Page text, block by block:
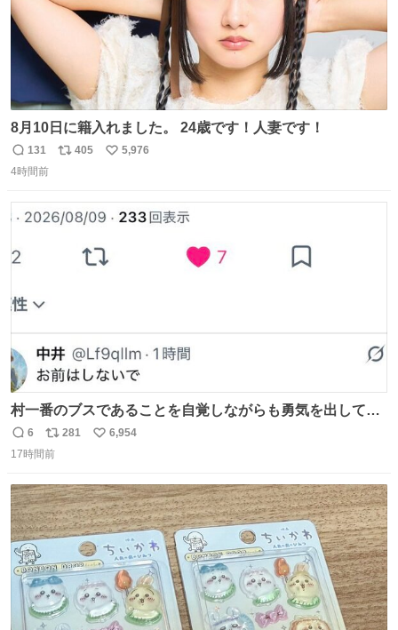
8月10日に籍入れました。 24歳です！人妻です！
返
信
131
リ
ト
405
い
数
5,976
4時間前
村一番のブスであることを自覚しながらも勇気を出して村
長の息子に恋文を書いたら翌日村の共用井戸に捨てられて
たときの顔になった
返
信
6
リ
ポ
ト
数
281
い
数
6,954
17時間前